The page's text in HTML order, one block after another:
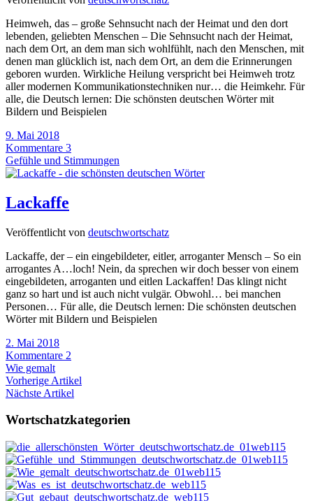
Heimweh, das – große Sehnsucht nach der Heimat und den dort
lebenden, geliebten Menschen – Die Sehnsucht nach der Heimat,
nach dem Ort, an dem man sich wohlfühlt, nach den Menschen, mit
denen man glücklich ist, nach dem Ort, an dem die Erinnerungen
geboren wurden. Wirkliche Heilung verspricht bei Heimweh trotz
aller modernen Kommunikationstechniken nur… die Heimkehr. Für
alle, die Deutsch lernen: Die schönsten deutschen Wörter mit
Bildern und Beispielen
9. Mai 2018
Kommentare 3
Gefühle und Stimmungen
Lackaffe
Veröffentlicht von deutschwortschatz
Lackaffe, der – ein eingebildeter, eitler, arroganter Mensch – So ein
arrogantes A…loch! Nein, da sprechen wir doch besser von einem
eingebildeten, arroganten und eitlen Lackaffen! Das klingt nicht
ganz so hart und ist auch nicht vulgär. Obwohl… bei manchen
Personen… Für alle, die Deutsch lernen: Die schönsten deutschen
Wörter mit Bildern und Beispielen
2. Mai 2018
Kommentare 2
Wie gemalt
Vorherige Artikel
Nächste Artikel
Wortschatzkategorien